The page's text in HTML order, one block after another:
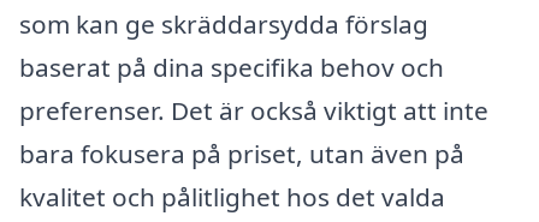
som kan ge skräddarsydda förslag
baserat på dina specifika behov och
preferenser. Det är också viktigt att inte
bara fokusera på priset, utan även på
kvalitet och pålitlighet hos det valda